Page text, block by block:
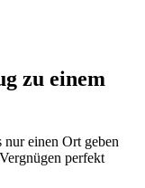
zu einem
nur einen Ort geben
perfekt